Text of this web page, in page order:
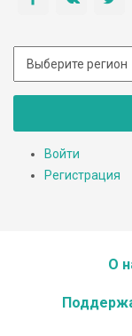
Войти
Регистрация
О